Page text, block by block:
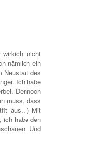
wirkich nicht
nämlich ein
Neustart des
Ich habe
Dennoch
muss, dass
aus..:) Mit
ich habe den
Und